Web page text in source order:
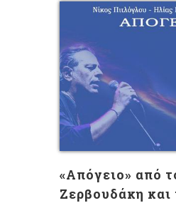
«Απόγειο» από
Ζερβουδάκη και